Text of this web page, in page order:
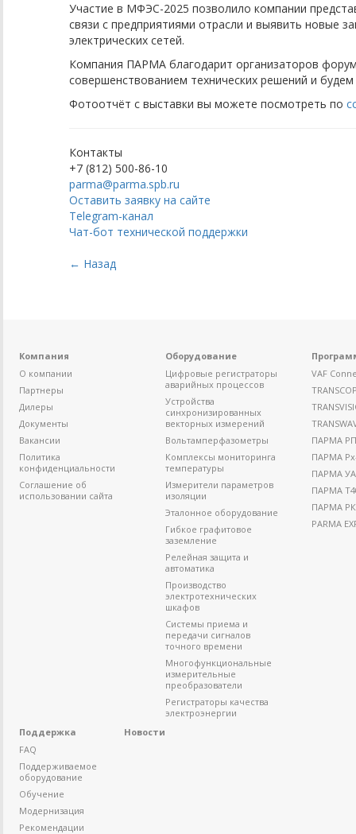
Участие в МФЭС-2025 позволило компании
связи с предприятиями отрасли и выявить новые
электрических сетей.
Компания ПАРМА благодарит организаторов
совершенствованием технических решений и
Фотоотчёт с выставки вы можете посмотреть по
Контакты
+7 (812) 500-86-10
parma@parma.spb.ru
Оставить заявку на сайте
Telegram-канал
Чат-бот технической поддержки
← Назад
Компания
О компании
Партнеры
Дилеры
Документы
Вакансии
Политика
конфиденциальности
Соглашение об
использовании сайта
Оборудование
Цифровые регистраторы
аварийных процессов
Устройства
синхронизированных
векторных измерений
Вольтамперфазометры
Комплексы мониторинга
температуры
Измерители параметров
изоляции
Эталонное оборудование
Гибкое графитовое
заземление
Релейная защита и
автоматика
Производство
электротехнических
шкафов
Системы приема и
передачи сигналов
точного времени
Многофункциональные
измерительные
преобразователи
Регистраторы качества
электроэнергии
VAF
ПАРМА
ПАРМА
ПАРМА
ПАРМА
ПАРМА
PARMA
Поддержка
FAQ
Поддерживаемое
оборудование
Обучение
Модернизация
Рекомендации
Новости